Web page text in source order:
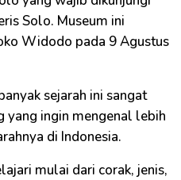
Solo. Museum ini
Widodo pada 9 Agustus
sejarah ini sangat
yang ingin mengenal lebih
di Indonesia.
mulai dari corak, jenis,